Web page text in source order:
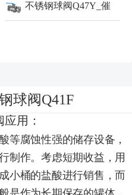
不锈钢球阀Q47Y_催
球阀Q41F
用：
等腐蚀性强的储存设备，
制作。考虑短期收益，用
小桶的盐酸进行销售，而